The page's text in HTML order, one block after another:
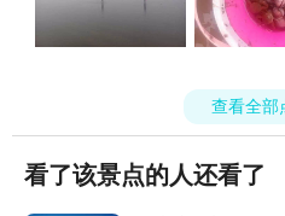
查看全部
看了该景点的人还看了